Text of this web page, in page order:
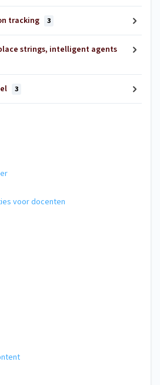
tracking 3
strings, intelligent agents
3
voor docenten